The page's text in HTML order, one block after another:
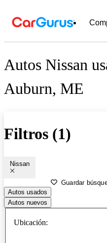
Autos Nissan
Auburn, ME
Filtros (1)
Nissan
Guardar
Autos usados
Autos nuevos
Ubicación: